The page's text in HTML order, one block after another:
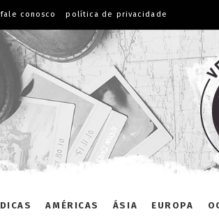
fale conosco política de privacidade
DICAS AMÉRICAS ÁSIA EUROPA